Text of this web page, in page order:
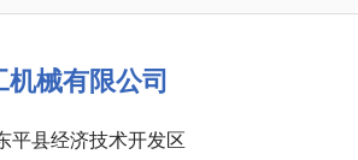
械有限公司
平县经济技术开发区